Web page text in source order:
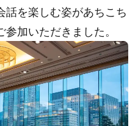
話を楽しむ姿があちこち
加いただきました。